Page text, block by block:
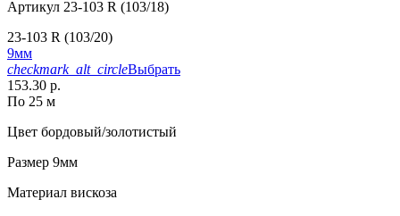
Артикул 23-103 R (103/18)
23-103 R (103/20)
9мм
checkmark_alt_circleВыбрать
153.30 р.
По 25 м
Цвет бордовый/золотистый
Размер 9мм
Материал вискоза